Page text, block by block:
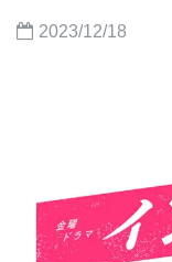
2023/12/18